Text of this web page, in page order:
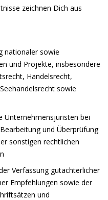
zeichnen Dich aus
nationaler sowie
und Projekte, insbesondere
Handelsrecht,
sowie
Unternehmensjuristen bei
und Überprüfung
sonstigen rechtlichen
Verfassung gutachterlicher
Empfehlungen sowie der
und